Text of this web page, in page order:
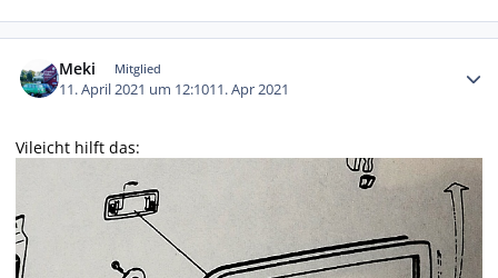
Meki Mitglied
11. April 2021 um 12:1011. Apr 2021
Vileicht hilft das: